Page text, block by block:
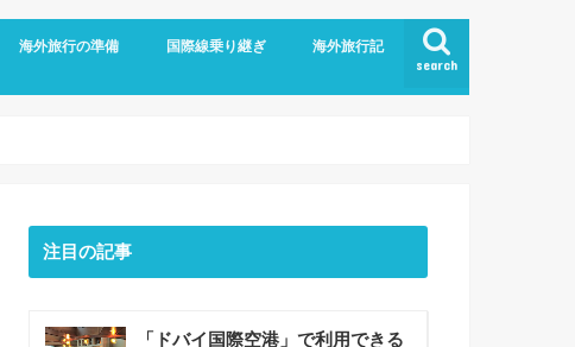
search
レス航空
グラム
海外旅行の準備
海外旅行の持ち物
空港での暇つぶしアイデア7選！
クレジットカード
オプショナルツアー
観光プラン
国際線乗り継ぎ
ドバイ乗り継ぎ
海外旅行記
バルセロナ観光(2023年6月)
注目の記事
「ドバイ国際空港」で利用できる